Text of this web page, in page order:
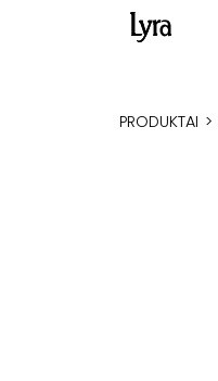
PRODUKTAI >